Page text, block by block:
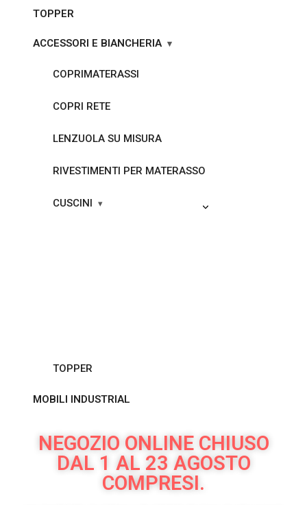
TOPPER
ACCESSORI E BIANCHERIA
COPRIMATERASSI
COPRI RETE
LENZUOLA SU MISURA
RIVESTIMENTI PER MATERASSO
CUSCINI
TOPPER
MOBILI INDUSTRIAL
NEGOZIO ONLINE CHIUSO
DAL 1 AL 23 AGOSTO
COMPRESI.